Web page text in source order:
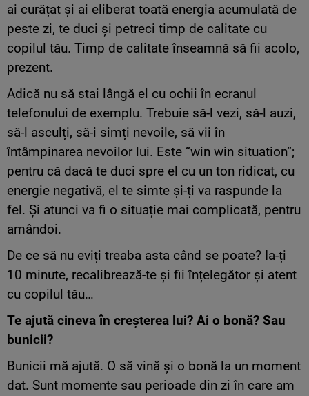
ai curățat și ai eliberat toată energia acumulată de
peste zi, te duci și petreci timp de calitate cu
copilul tău. Timp de calitate înseamnă să fii acolo,
prezent.
Adică nu să stai lângă el cu ochii în ecranul
telefonului de exemplu. Trebuie să-l vezi, să-l auzi,
să-l asculți, să-i simți nevoile, să vii în
întâmpinarea nevoilor lui. Este “win win situation”;
pentru că dacă te duci spre el cu un ton ridicat, cu
energie negativă, el te simte și-ți va raspunde la
fel. Și atunci va fi o situație mai complicată, pentru
amândoi.
De ce să nu eviți treaba asta când se poate? Ia-ți
10 minute, recalibrează-te și fii înțelegător și atent
cu copilul tău…
Te ajută cineva în creșterea lui? Ai o bonă? Sau
bunicii?
Bunicii mă ajută. O să vină și o bonă la un moment
dat. Sunt momente sau perioade din zi în care am